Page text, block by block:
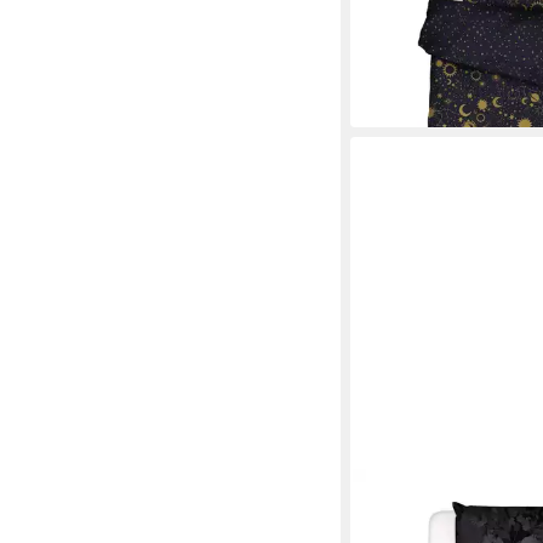
ab 34,95 € UVP69,95 €
in 2-3 Werktagen bei dir
Bettwäsche Floor